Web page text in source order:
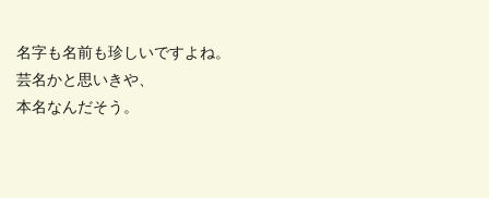
名字も名前も珍しいですよね。
芸名かと思いきや、
本名なんだそう。